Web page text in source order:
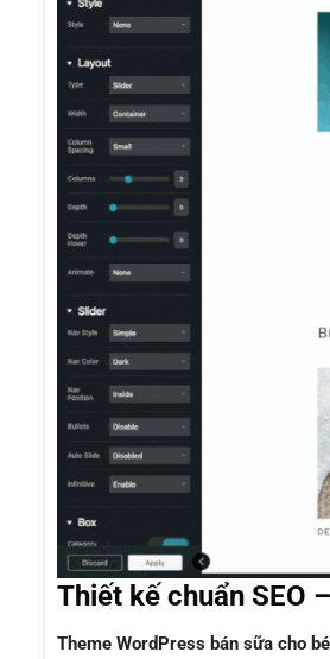
Thiết kế chuẩn SEO
Theme WordPress bán sữa cho bé